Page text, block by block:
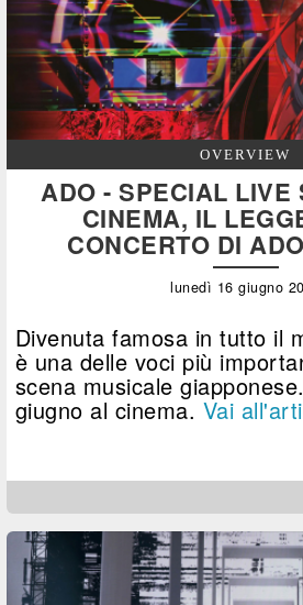
OVERVIEW
ADO - SPECIAL LIVE
CINEMA, IL
CONCERTO DI
lunedì 16 giugno
Divenuta famosa in tutto il
è una delle voci più
scena musicale
giugno al cinema. Vai